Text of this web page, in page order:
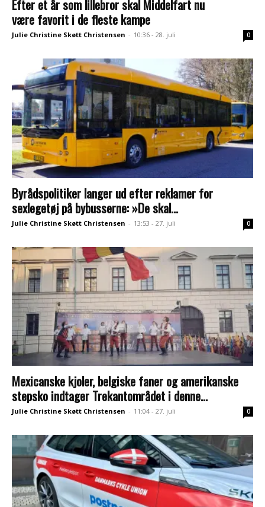
Efter et år som lillebror skal Middelfart nu
være favorit i de fleste kampe
Julie Christine Skøtt Christensen - 10:36 - 28. juli 0
Byrådspolitiker langer ud efter reklamer for
sexlegetøj på bybusserne: »De skal...
Julie Christine Skøtt Christensen - 13:53 - 27. juli 0
Mexicanske kjoler, belgiske faner og amerikanske
stepsko indtager Trekantområdet i denne...
Julie Christine Skøtt Christensen - 11:04 - 27. juli 0